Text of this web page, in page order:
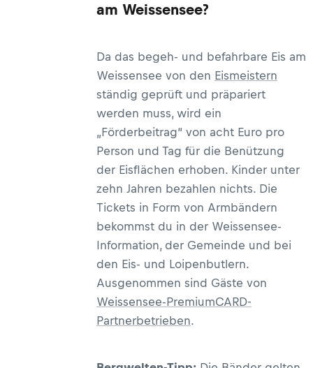
am Weissensee?
Da das begeh- und befahrbare Eis am
Weissensee von den Eismeistern
ständig geprüft und präpariert
werden muss, wird ein
„Förderbeitrag“ von acht Euro pro
Person und Tag für die Benützung
der Eisflächen erhoben. Kinder unter
zehn Jahren bezahlen nichts. Die
Tickets in Form von Armbändern
bekommst du in der Weissensee-
Information, der Gemeinde und bei
den Eis- und Loipenbutlern.
Ausgenommen sind Gäste von
Weissensee-PremiumCARD-
Partnerbetrieben.